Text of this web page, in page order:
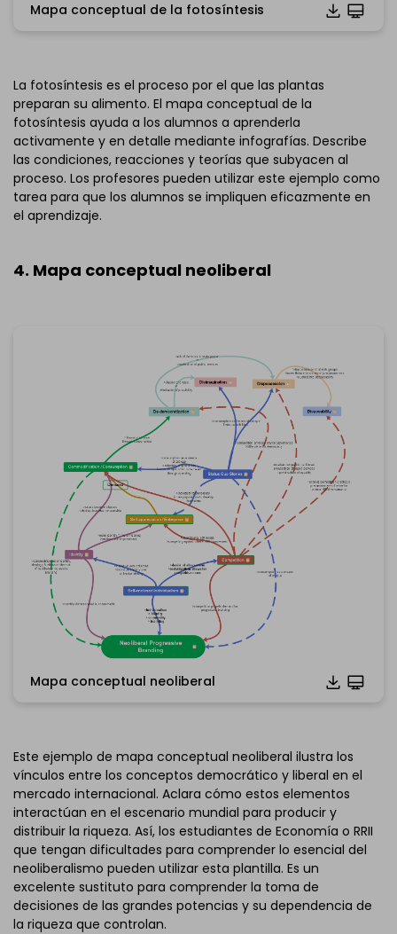
*El archivoemmxnecesita abrirse en EdrawMind.
abajo.
Mapa conceptual de la fotosíntesis
La fotosíntesis es el proceso por el que las plantas
preparan su alimento. El mapa conceptual de la
fotosíntesis ayuda a los alumnos a aprenderla
activamente y en detalle mediante infografías. Describe
las condiciones, reacciones y teorías que subyacen al
proceso. Los profesores pueden utilizar este ejemplo como
tarea para que los alumnos se impliquen eficazmente en
el aprendizaje.
4. Mapa conceptual neoliberal
Haz clic para descargar y utilizar esta plantilla.
*El archivoemmxnecesita abrirse en EdrawMind.
Si aún no tienes EdrawMind, descargaEdrawMind
gratis
abajo.
También puedes probarEdrawMind Onlinegratis
abajo.
Mapa conceptual neoliberal
Este ejemplo de mapa conceptual neoliberal ilustra los
vínculos entre los conceptos democrático y liberal en el
mercado internacional. Aclara cómo estos elementos
interactúan en el escenario mundial para producir y
distribuir la riqueza. Así, los estudiantes de Economía o RRII
que tengan dificultades para comprender lo esencial del
neoliberalismo pueden utilizar esta plantilla. Es un
excelente sustituto para comprender la toma de
decisiones de las grandes potencias y su dependencia de
la riqueza que controlan.